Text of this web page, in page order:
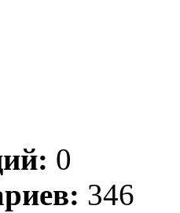
0
346